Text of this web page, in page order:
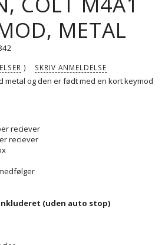
METAL
SKRIV ANMELDELSE
og den er født med en kort keymod
reciever
reciever
(uden auto stop)